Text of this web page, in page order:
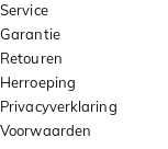
Service
Garantie
Retouren
Herroeping
Privacyverklaring
Voorwaarden